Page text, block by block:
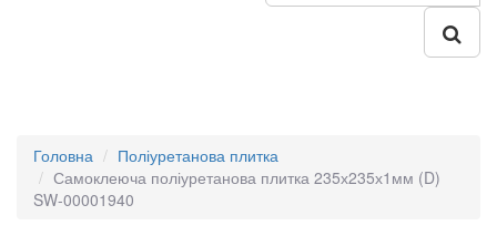
Головна
Поліуретанова плитка
Самоклеюча поліуретанова плитка 235х235х1мм (D)
SW-00001940